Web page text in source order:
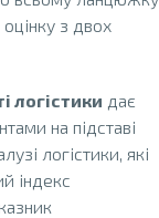
оцінку з двох
логістики дає
на підставі
логістики, які
індекс